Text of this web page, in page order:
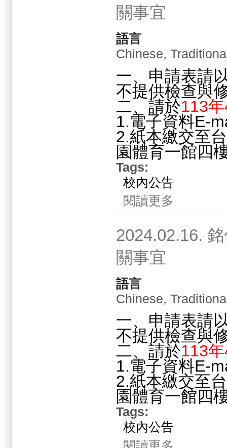
關事宜
語言
Chinese,
一、申請表請
不提供檢查與
二、請於113
1.電子資料E-
2.紙本繳交至
園體育一館四
Tags:
校內公告
閱讀更多
2024.02.16.
關事宜
語言
Chinese,
一、申請表請
不提供檢查與
二、請於113
1.電子資料E-
2.紙本繳交至
園體育一館四
Tags:
校內公告